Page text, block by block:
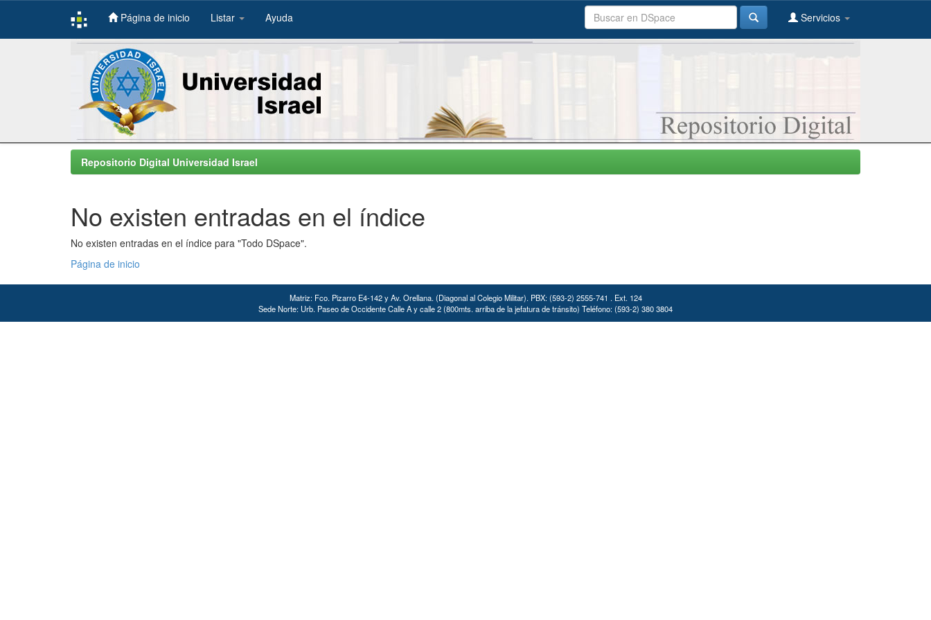
Skip
Página de inicio Listar Ayuda Servicios
Repositorio Digital Universidad Israel
No existen entradas en el índice
No existen entradas en el índice para "Todo DSpace".
Página de inicio
Matriz: Fco. Pizarro E4-142 y Av. Orellana. (Diagonal al Colegio Militar). PBX: (593-2) 2555-741 . Ext. 124
Sede Norte: Urb. Paseo de Occidente Calle A y calle 2 (800mts. arriba de la jefatura de tránsito) Teléfono: (593-2) 380 3804